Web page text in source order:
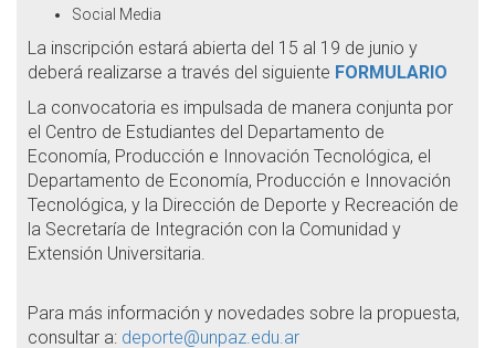
Social Media
La inscripción estará abierta del 15 al 19 de junio y
deberá realizarse a través del siguiente FORMULARIO
La convocatoria es impulsada de manera conjunta por
el Centro de Estudiantes del Departamento de
Economía, Producción e Innovación Tecnológica, el
Departamento de Economía, Producción e Innovación
Tecnológica, y la Dirección de Deporte y Recreación de
la Secretaría de Integración con la Comunidad y
Extensión Universitaria.
Para más información y novedades sobre la propuesta,
consultar a: deporte@unpaz.edu.ar